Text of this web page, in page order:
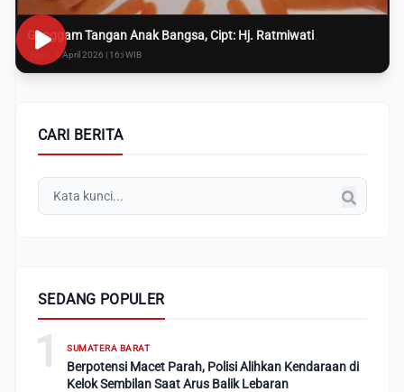
Genggam Tangan Anak Bangsa, Cipt: Hj. Ratmiwati
Rabu, 8 April 2026 | 16:i WIB
CARI BERITA
SEDANG POPULER
1 SUMATERA BARAT
Berpotensi Macet Parah, Polisi Alihkan Kendaraan di
Kelok Sembilan Saat Arus Balik Lebaran